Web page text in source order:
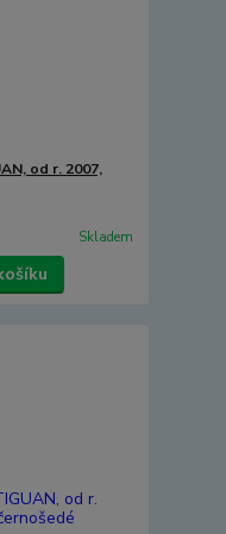
od r. 2007,
Skladem